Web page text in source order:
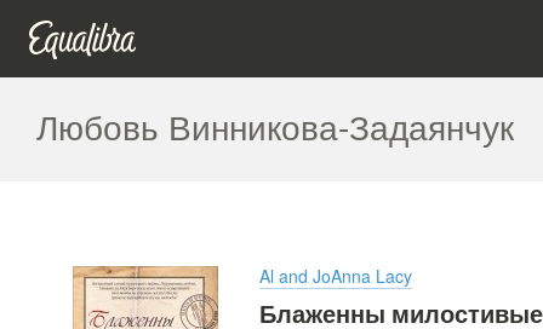
Любовь Винникова-Задаянчук
Al and JoAnna Lacy
Блаженны милостивые